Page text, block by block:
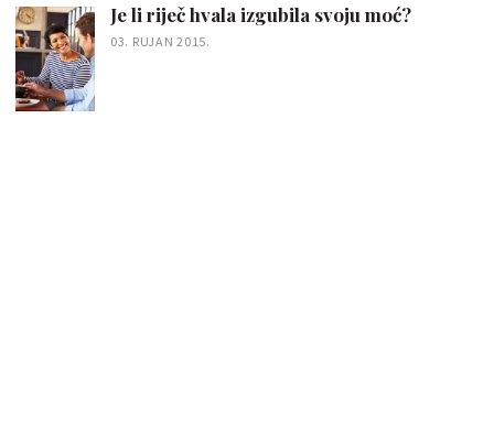
Je li riječ hvala izgubila svoju moć?
03. RUJAN 2015.